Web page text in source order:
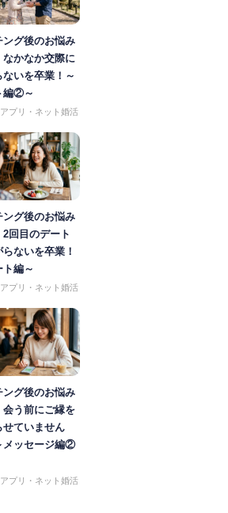
ング後のお悩み
なかなか交際に
ないを卒業！～
編②～
プリ・ネット婚活
ング後のお悩み
2回目のデート
らないを卒業！
ト編～
プリ・ネット婚活
ング後のお悩み
会う前にご縁を
せていません
メッセージ編②
プリ・ネット婚活